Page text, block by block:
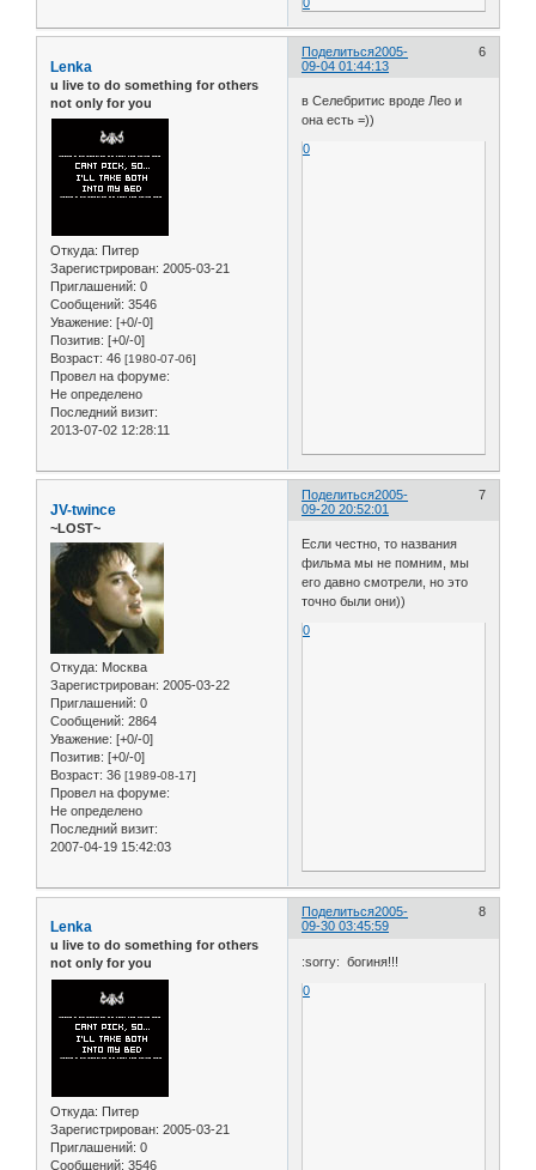
Поделиться 6
2005-
09-04 01:44:13
Lenka
u live to do something for others
not only for you
Откуда: Питер
Зарегистрирован: 2005-03-21
Приглашений: 0
Сообщений: 3546
Уважение: [+0/-0]
Позитив: [+0/-0]
Возраст: 46 [1980-07-06]
Провел на форуме:
Не определено
Последний визит:
2013-07-02 12:28:11
в Селебритис вроде Лео и
она есть =))
0
Поделиться 7
2005-
09-20 20:52:01
JV-twince
~LOST~
Откуда: Москва
Зарегистрирован: 2005-03-22
Приглашений: 0
Сообщений: 2864
Уважение: [+0/-0]
Позитив: [+0/-0]
Возраст: 36 [1989-08-17]
Провел на форуме:
Не определено
Последний визит:
2007-04-19 15:42:03
Если честно, то названия
фильма мы не помним, мы
его давно смотрели, но это
точно были они))
0
Поделиться 8
2005-
09-30 03:45:59
Lenka
u live to do something for others
not only for you
Откуда: Питер
Зарегистрирован: 2005-03-21
Приглашений: 0
Сообщений: 3546
:sorry: богиня!!!
0